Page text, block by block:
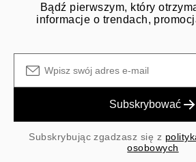
Bądź pierwszym, który
informacje o trendach,
Subskrybować
Subskrybując zgadzasz się z
osobowych